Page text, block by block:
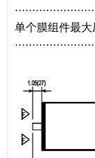
单个膜组件最大